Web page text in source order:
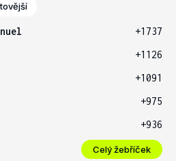
+1737
+1126
+1091
+975
+936
Celý žebříček